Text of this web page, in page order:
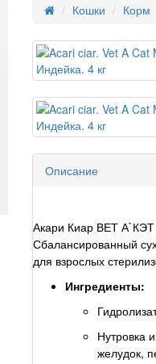
Кошки Корм
Описание
Акари Киар ВЕТ
Сбалансированный
для взрослых
Ингредиенты:
Нутровка
желудок,